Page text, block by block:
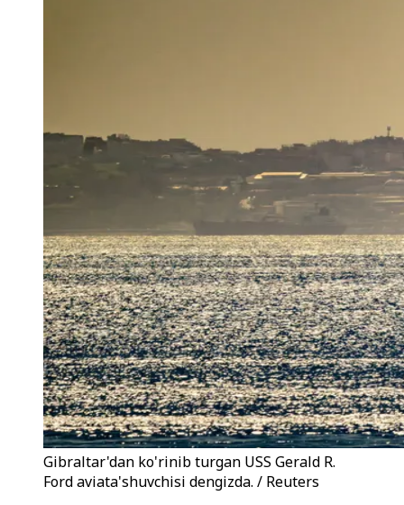
Gibraltar'dan ko'rinib turgan USS Gerald R.
Ford aviata'shuvchisi dengizda. / Reuters